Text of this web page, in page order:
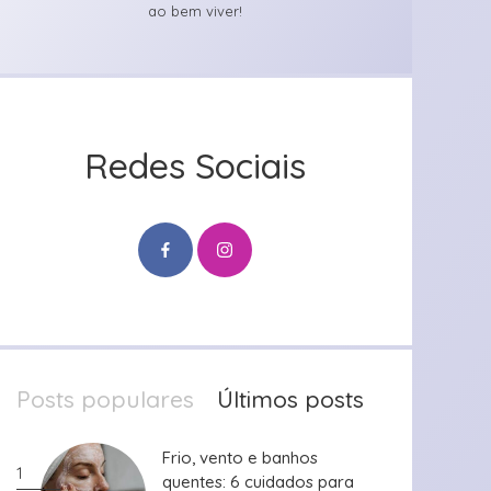
ao bem viver!
Redes Sociais
Posts populares Últimos posts
1
Frio, vento e banhos
quentes: 6 cuidados para
Frio, vento e banhos
quentes: 6 cuidados para